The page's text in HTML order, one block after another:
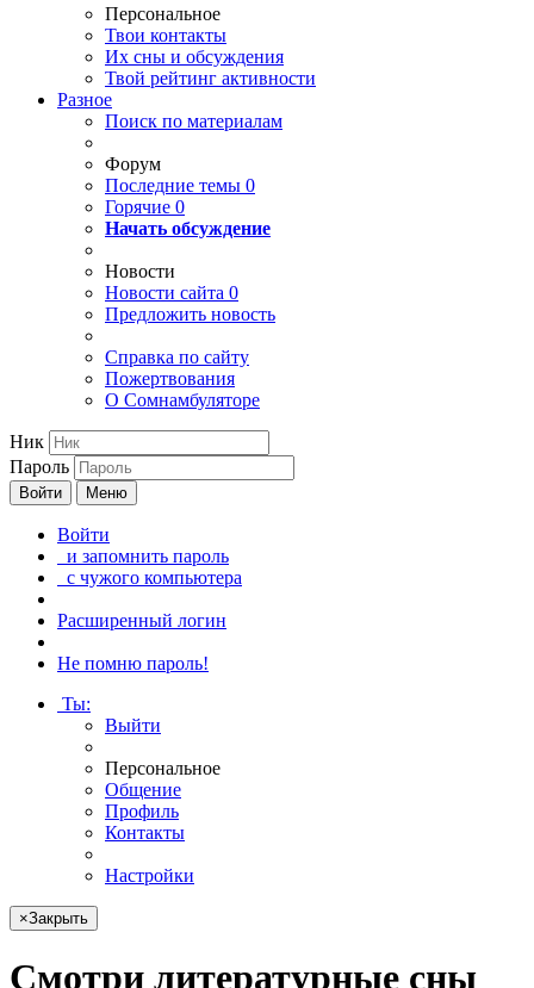
Персональное
Твои контакты
Их сны и обсуждения
Твой рейтинг активности
Разное
Поиск по материалам
Форум
Последние темы 0
Горячие 0
Начать обсуждение
Новости
Новости сайта 0
Предложить новость
Справка по сайту
Пожертвования
О Сомнамбуляторе
Ник
Пароль
Войти Меню
Войти
и запомнить пароль
с чужого компьютера
Расширенный логин
Не помню пароль!
Ты:
Выйти
Персональное
Общение
Профиль
Контакты
Настройки
×Закрыть
Смотри литературные сны